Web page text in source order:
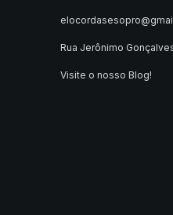
Rua Jerônimo
Visite o nosso Blog!